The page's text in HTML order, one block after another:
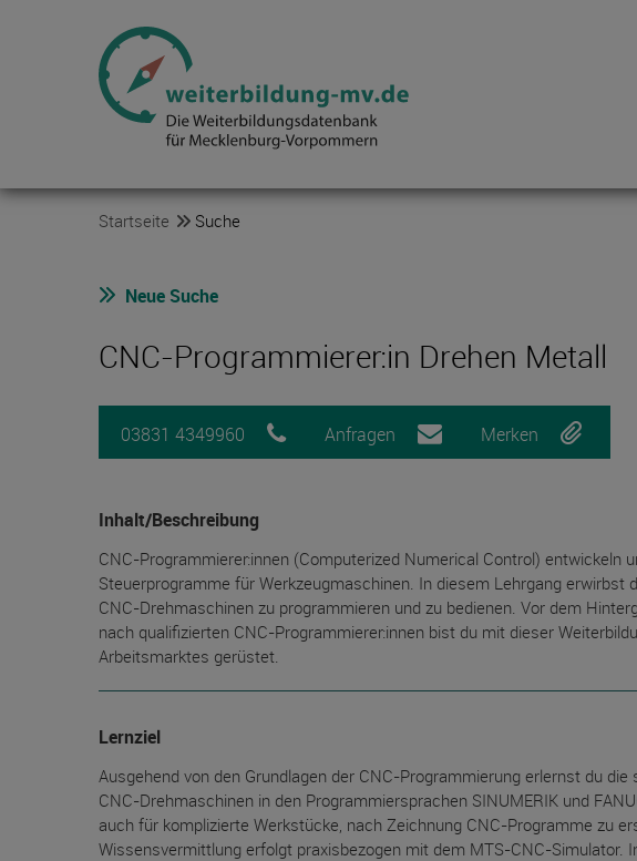
Startseite Suche
Neue Suche
CNC-Programmierer:in Drehen Metall
03831 4349960 Anfragen Merken
Inhalt/Beschreibung
CNC-Programmierer:innen (Computerized Numerical Control) entwickeln
Steuerprogramme für Werkzeugmaschinen. In diesem Lehrgang erwirbst
CNC-Drehmaschinen zu programmieren und zu bedienen. Vor dem
nach qualifizierten CNC-Programmierer:innen bist du mit dieser
Arbeitsmarktes gerüstet.
Lernziel
Ausgehend von den Grundlagen der CNC-Programmierung erlernst du
CNC-Drehmaschinen in den Programmiersprachen SINUMERIK und
auch für komplizierte Werkstücke, nach Zeichnung CNC-Programme zu
Wissensvermittlung erfolgt praxisbezogen mit dem MTS-CNC-Simulator.